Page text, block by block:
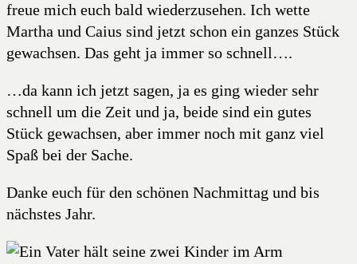
freue mich euch bald wiederzusehen. Ich wette
Martha und Caius sind jetzt schon ein ganzes Stück
gewachsen. Das geht ja immer so schnell….
…da kann ich jetzt sagen, ja es ging wieder sehr
schnell um die Zeit und ja, beide sind ein gutes
Stück gewachsen, aber immer noch mit ganz viel
Spaß bei der Sache.
Danke euch für den schönen Nachmittag und bis
nächstes Jahr.